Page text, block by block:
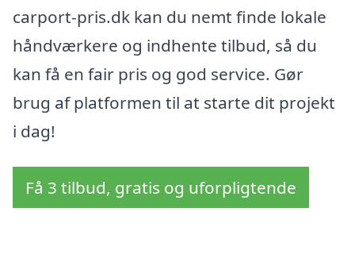
carport-pris.dk kan du nemt finde lokale
håndværkere og indhente tilbud, så du
kan få en fair pris og god service. Gør
brug af platformen til at starte dit projekt
i dag!
Få 3 tilbud, gratis og uforpligtende